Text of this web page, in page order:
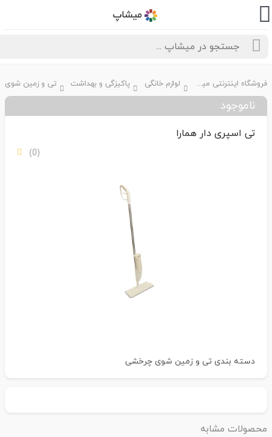
فروشگاه اینترنتی میشاپ لوازم خانگی پاکیزگی و بهداشت
ناموجود
تی اسپری دار همارا
دسته بندیتی و زمین شوی چرخشی
مشابه